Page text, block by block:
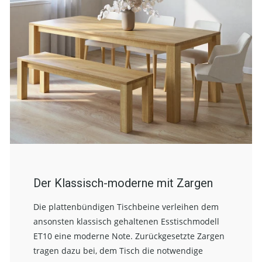
Der Klassisch-moderne mit Zargen
Die plattenbündigen Tischbeine verleihen dem
ansonsten klassisch gehaltenen Esstischmodell
ET10 eine moderne Note. Zurückgesetzte Zargen
tragen dazu bei, dem Tisch die notwendige